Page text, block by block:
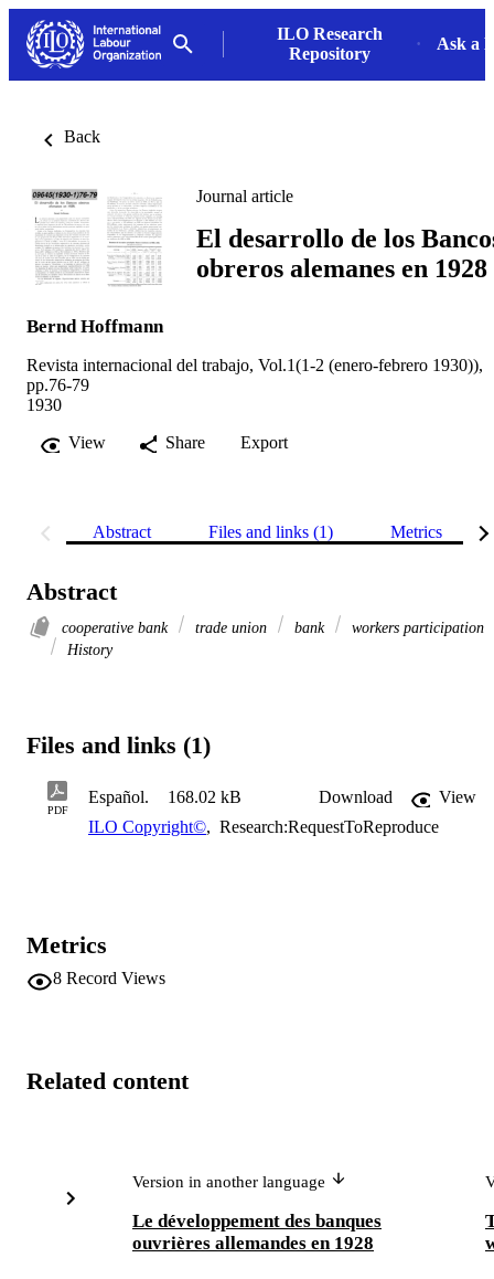
ILO Research
Repository
Ask a
Back
Journal article
El desarrollo de los
obreros alemanes en 1928
Bernd Hoffmann
Revista internacional del trabajo, Vol.1(1-2 (enero-febrero 1930)),
pp.76-79
1930
View
Share Export
Abstract Files and links (1) Metrics
Abstract
cooperative bank trade union bank
workers participation
History
Files and links (1)
PDF
Español. 168.02 kB Download
View
ILO Copyright©, Research:RequestToReproduce
Metrics
8 Record Views
Related content
Version in another language
Le développement des banques
ouvrières allemandes en 1928